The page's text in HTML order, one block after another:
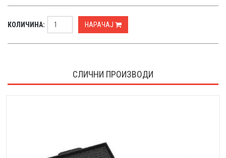
КОЛИЧИНА: НАРАЧАЈ
СЛИЧНИ ПРОИЗВОДИ